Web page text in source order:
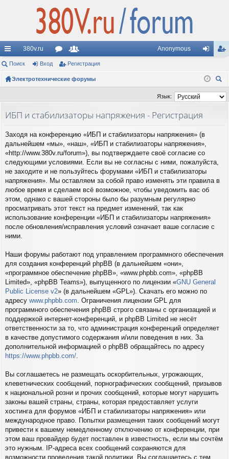
с
ы
380v.ru
ор
ум
ол
ьз
и
Anonymous
д ис
тр
Поиск Вход Регистрация
Электротехнические форумы
ск
Язык:
ИБП и стабилизаторы напряжения - Регистрация
Заходя на конференцию «ИБП и стабилизаторы напряжения» (в
дальнейшем «мы», «наш», «ИБП и стабилизаторы напряжения»,
«http://www.380v.ru/forum»), вы подтверждаете своё согласие со
следующими условиями. Если вы не согласны с ними, пожалуйста,
не заходите и не пользуйтесь форумами «ИБП и стабилизаторы
напряжения». Мы оставляем за собой право изменять эти правила в
любое время и сделаем всё возможное, чтобы уведомить вас об
этом, однако с вашей стороны было бы разумным регулярно
просматривать этот текст на предмет изменений, так как
использование конференции «ИБП и стабилизаторы напряжения»
после обновления/исправления условий означает ваше согласие с
ними.
Наши форумы работают под управлением программного обеспечения
для создания конференций phpBB (в дальнейшем «они»,
«программное обеспечение phpBB», «www.phpbb.com», «phpBB
Limited», «phpBB Teams»), выпущенного по лицензии «GNU General
Public License v2» (в дальнейшем «GPL»). Скачать его можно по
адресу www.phpbb.com . Ограничения лицензии GPL для
программного обеспечения phpBB строго связаны с организацией и
поддержкой интернет-конференций, и phpBB Limited не несёт
ответственности за то, что администрация конференций определяет
в качестве допустимого содержания и/или поведения в них. За
дополнительной информацией о phpBB обращайтесь по адресу
https://www.phpbb.com/
Вы соглашаетесь не размещать оскорбительных, угрожающих,
клеветнических сообщений, порнографических сообщений, призывов
к национальной розни и прочих сообщений, которые могут нарушить
законы вашей страны, страны, которая предоставляет услуги
хостинга для форумов «ИБП и стабилизаторы напряжения» или
международное право. Попытки размещения таких сообщений могут
привести к вашему немедленному отключению от конференции, при
этом ваш провайдер будет поставлен в известность, если мы сочтём
это нужным. IP-адреса всех сообщений сохраняются для
возможности проведения такой политики. Вы соглашаетесь с тем,